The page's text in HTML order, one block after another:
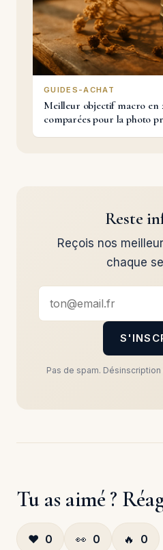
GUIDES-ACHAT
Meilleur objectif macro en
comparées pour la photo
Reste
Reçois nos
chaque
Pas de spam. Désinscription
Tu as aimé ?
❤️ 0 👀 0 🔥 0